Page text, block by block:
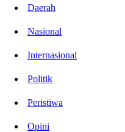
Daerah
Nasional
Internasional
Politik
Peristiwa
Opini